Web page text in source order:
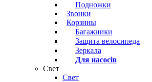
Подножки
Звонки
Корзины
Багажники
Защита велосипеда
Зеркала
Для насосів
Свет
Свет